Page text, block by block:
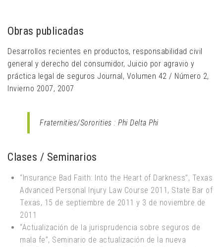
Obras publicadas
Desarrollos recientes en productos, responsabilidad civil
general y derecho del consumidor, Juicio por agravio y
práctica legal de seguros Journal, Volumen 42 / Número 2,
Invierno 2007, 2007
Fraternities/Sororities : Phi Delta Phi
Clases / Seminarios
“Insurance Bad Faith: Into the Heart of Darkness”, Texas
Advanced Personal Injury Law Course 2011, State Bar of
Texas, 15 de septiembre de 2011 y 3 de noviembre de
2011
“Actualización de la jurisprudencia sobre seguros de
mala fe”, Seminario de actualización de la nueva